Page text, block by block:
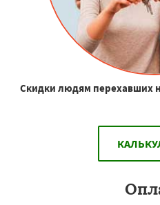
Скидки людям перехавших